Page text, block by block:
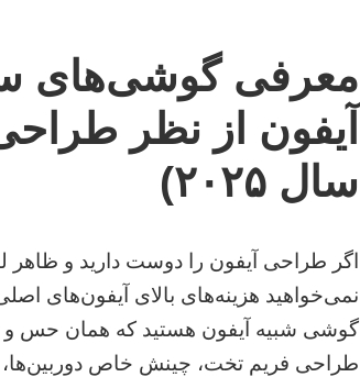
معرفی گوشی‌های
آیفون از نظر
سال ۲۰۲۵)
اگر طراحی آیفون را دوست دارید و ظاهر
نمی‌خواهید هزینه‌های بالای آیفون‌های اصلی
گوشی شبیه آیفون هستید که همان حس و
طراحی فریم تخت، چینش خاص دوربین‌ها،